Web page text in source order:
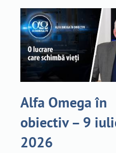
Alfa Omega în
obiectiv – 9
2026